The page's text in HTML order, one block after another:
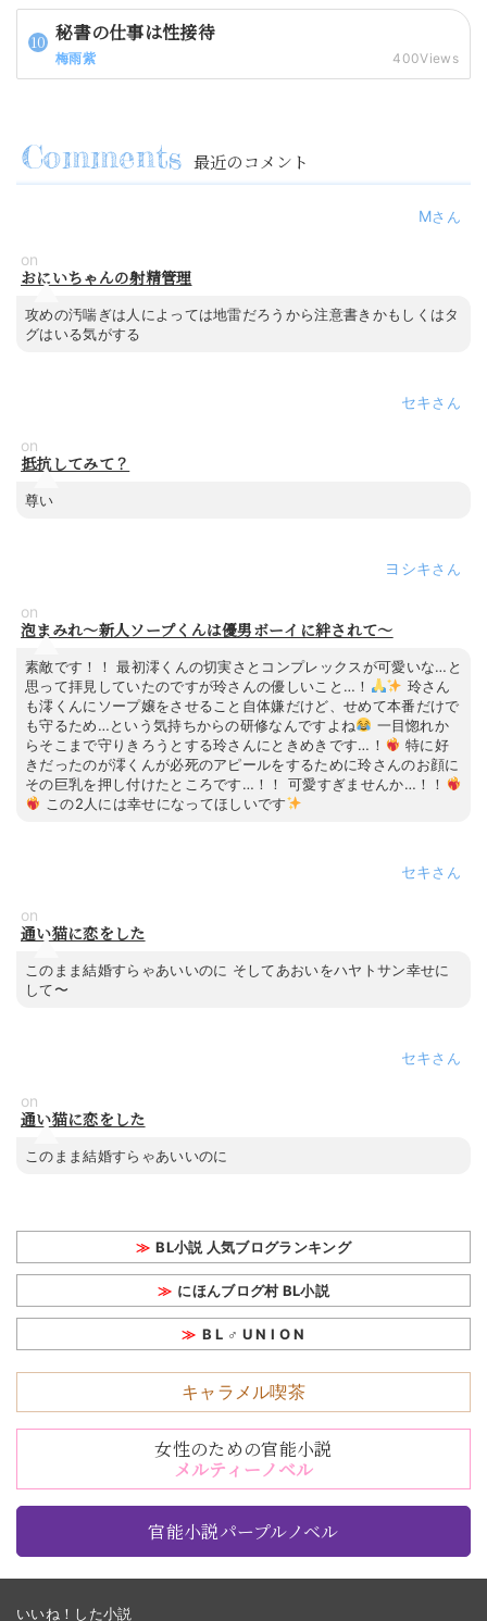
秘書の仕事は性接待
梅雨紫 400Views
最近のコメント
M
on
おにいちゃんの射精管理
攻めの汚喘ぎは人によっては地雷だろうから注意書きかもしくはタ
グはいる気がする
セキ
on
抵抗してみて？
尊い
ヨシキ
on
泡まみれ～新人ソープくんは優男ボーイに絆されて～
素敵です！！ 最初澪くんの切実さとコンプレックスが可愛いな…と
思って拝見していたのですが玲さんの優しいこと…！
玲さん
も澪くんにソープ嬢をさせること自体嫌だけど、せめて本番だけで
も守るため…という気持ちからの研修なんですよね
一目惚れか
らそこまで守りきろうとする玲さんにときめきです…！
特に好
きだったのが澪くんが必死のアピールをするために玲さんのお顔に
その巨乳を押し付けたところです…！！ 可愛すぎませんか…！！
この2人には幸せになってほしいです
セキ
on
通い猫に恋をした
このまま結婚すらゃあいいのに そしてあおいをハヤトサン幸せに
して〜
セキ
on
通い猫に恋をした
このまま結婚すらゃあいいのに
BL小説 人気ブログランキング
にほんブログ村 BL小説
B L ♂ U N I O N
キャラメル喫茶
女性のための官能小説
メルティーノベル
官能小説パープルノベル
いいね！した小説